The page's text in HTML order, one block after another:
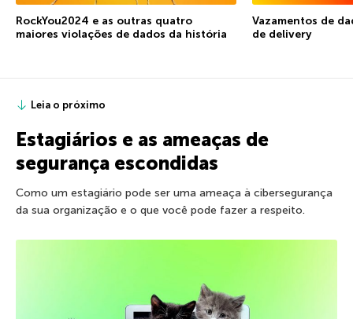
RockYou2024 e as outras quatro
maiores violações de dados da história
Vazamentos de
de delivery
Leia o próximo
Estagiários e as ameaças de
segurança escondidas
Como um estagiário pode ser uma ameaça à cibersegurança
da sua organização e o que você pode fazer a respeito.